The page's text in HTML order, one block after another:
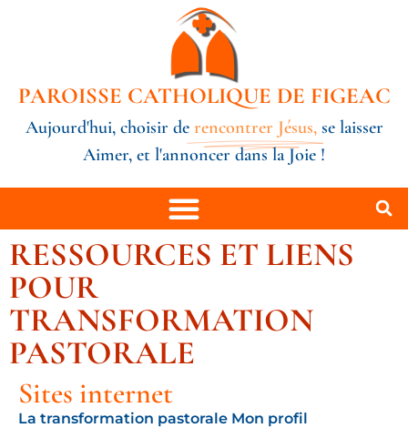
PAROISSE CATHOLIQUE DE FIGEAC
Aujourd'hui, choisir de rencontrer Jésus, se laisser
Aimer, et l'annoncer dans la Joie !
RESSOURCES ET LIENS
POUR
TRANSFORMATION
PASTORALE
Sites internet
La transformation pastorale Mon profil